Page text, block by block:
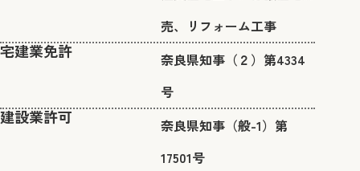
売、リフォーム工事
宅建業免許
奈良県知事（２）第4334
号
​建設業許可
奈良県知事（般-1）第
17501号